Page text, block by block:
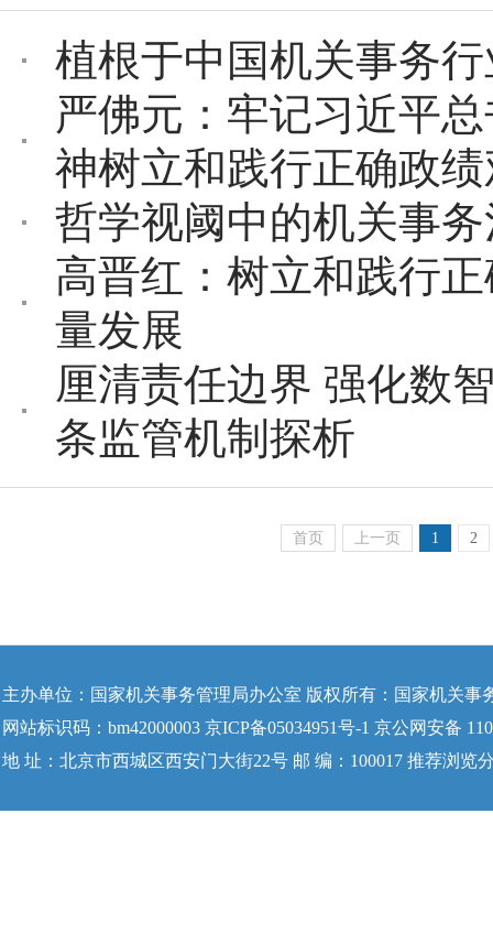
植根于中国机关事务
严佛元：牢记习近平
神树立和践行正确政
哲学视阈中的机关事
高晋红：树立和践行
量发展
厘清责任边界 强化数
条监管机制探析
首页 上一页 1 2
主办单位：国家机关事务管理局办公室 版权所有：国家机关事
网站标识码：bm42000003 京ICP备05034951号-1 京公网安备
地 址：北京市西城区西安门大街22号 邮 编：100017 推荐浏览